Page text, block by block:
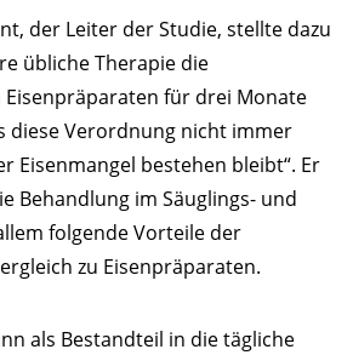
der Leiter der Studie, stellte dazu
übliche Therapie die
für drei Monate
diese Verordnung nicht immer
Eisenmangel bestehen bleibt“. Er
Behandlung im Säuglings- und
folgende Vorteile der
zu Eisenpräparaten.
als Bestandteil in die tägliche